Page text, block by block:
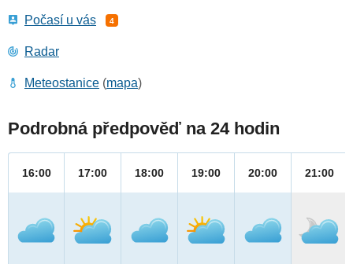
Počasí u vás 4
Radar
Meteostanice (mapa)
Podrobná předpověď na 24 hodin
16:00 17:00 18:00 19:00 20:00 21:00